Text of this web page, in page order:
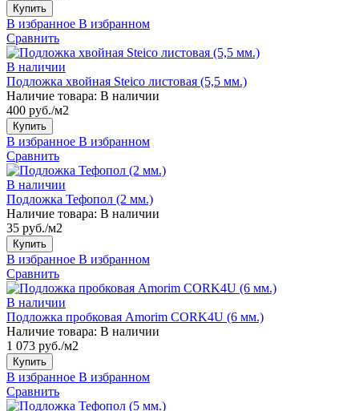
Купить
В избранное В избранном
Сравнить
В наличии
Подложка хвойная Steico листовая (5,5 мм.)
Наличие товара: В наличии
400 руб./м2
Купить
В избранное В избранном
Сравнить
В наличии
Подложка Тефопол (2 мм.)
Наличие товара: В наличии
35 руб./м2
Купить
В избранное В избранном
Сравнить
В наличии
Подложка пробковая Amorim CORK4U (6 мм.)
Наличие товара: В наличии
1 073 руб./м2
Купить
В избранное В избранном
Сравнить